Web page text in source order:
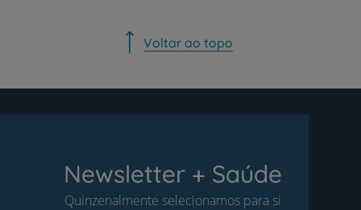
Voltar ao topo
Newsletter + Saúde
Quinzenalmente selecionamos para si